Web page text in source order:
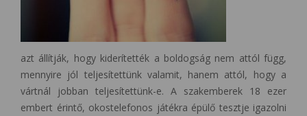
azt állítják, hogy kiderítették a boldogság nem attól függ,
mennyire jól teljesítettünk valamit, hanem attól, hogy a
vártnál jobban teljesítettünk-e. A szakemberek 18 ezer
embert érintő, okostelefonos játékra épülő tesztje igazolni